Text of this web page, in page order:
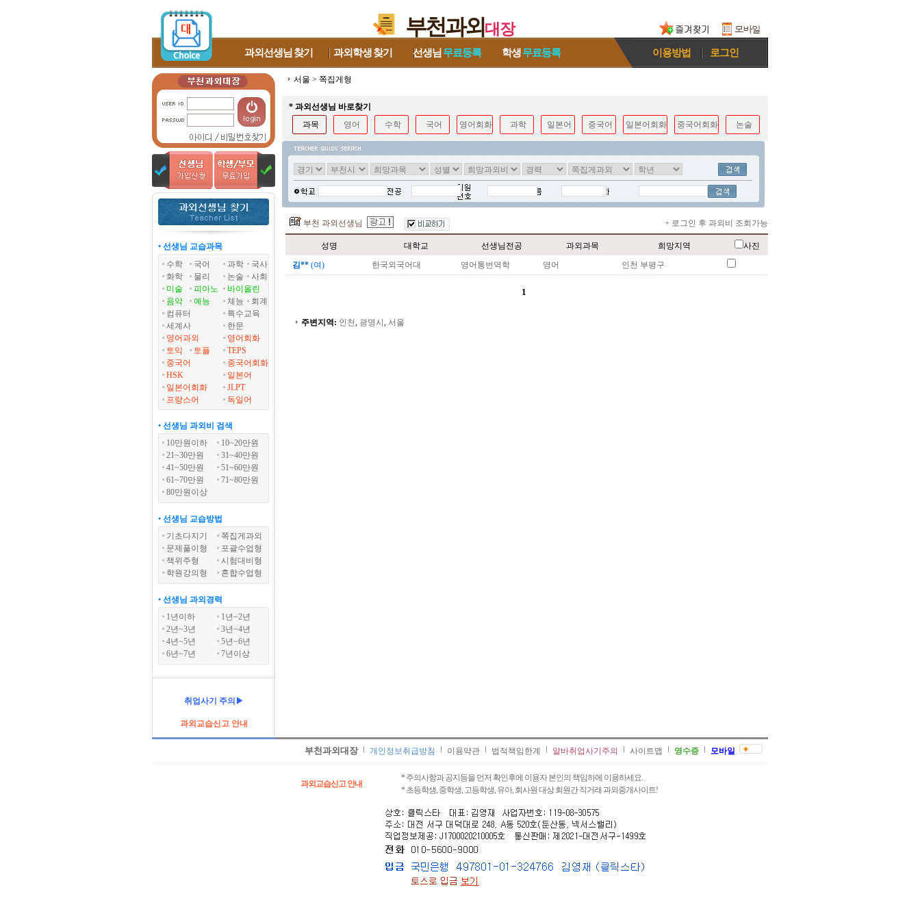
부천과외대장
과외선생님 찾기 과외학생찾기 선생님 무료등록 학생무료등록 이용방법 로그인
• 선생님 교습과목
수학
국어 과학
국사
화학
물리 논술
사회
미술
피아노
바이올린
음악
예능 체능
회계
컴퓨터
특수교육
세계사
한문
영어과외
영어회화
토익
토플
TEPS
중국어
중국어회화
HSK
일본어
일본어회화
JLPT
프랑스어
독일어
• 선생님 과외비 검색
10만원이하
10~20만원
21~30만원
31~40만원
41~50만원
51~60만원
61~70만원
71~80만원
80만원이상
• 선생님 교습방법
기초다지기
쪽집게과외
문제풀이형
포괄수업형
책위주형
시험대비형
학원강의형
혼합수업형
• 선생님 과외경력
1년이하
1년~2년
2년~3년
3년~4년
4년~5년
5년~6년
6년~7년
7년이상
취업사기 주의▶
과외교습신고 안내
서울 > 쪽집게형
* 과외선생님 바로찾기
과목
영어 수학 국어 영어회화 과학 일본어 중국어 일본어회화 중국어회화 논술
부천 과외선생님 + 로그인 후 과외비 조회가능
성명 대학교 선생님전공 과외과목 희망지역
사진
김** (여) 한국외국어대 영어통번역학 영어 인천 부평구
1
주변지역: 인천, 광명시 , 서울
부천과외대장 개인정보취급방침 이용약관 법적책임한계 알바취업사기주의 사이트맵 영수증 모바일
과외교습신고 안내
* 주의사항과 공지등을 먼저 확인후에 이용자 본인의 책임하에 이용하세요.
* 초등학생, 중학생, 고등학생, 유아, 회사원 대상 회원간 직거래 과외중개사이트!